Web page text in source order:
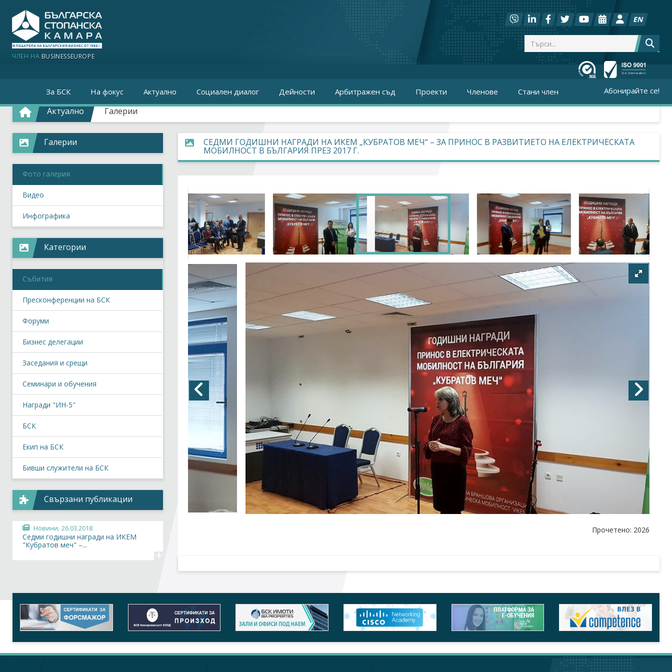
ЧЛЕН НА BUSINESSEUROPE
EN
За БСК На фокус Актуално Социален диалог Дейности Арбитражен съд Проекти Членове Стани член Абонирайте се!
Актуално Галерии
СЕДМИ ГОДИШНИ НАГРАДИ НА ИКЕМ „КУБРАТОВ МЕЧ“ – ЗА ПРИНОС В РАЗВИТИЕТО НА ЕЛЕКТРИЧЕСКАТА
МОБИЛНОСТ В БЪЛГАРИЯ ПРЕЗ 2017 Г.
Прочетено: 2026
Галерии
Фото галерия
Видео
Инфографика
Категории
Събития
Пресконференции на БСК
Форуми
Бизнес делегации
Заседания и срещи
Семинари и обучения
Награди "ИН-5"
БСК
Екип на БСК
Бивши служители на БСК
Свързани публикации
Новини, 26.03.2018
Седми годишни награди на ИКЕМ
"Кубратов меч" –...
+